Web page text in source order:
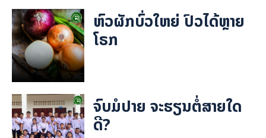
ຫົວຜັກບົ່ວໃຫຍ່ ປົວໄດ້ຫຼາຍ
ໂຣກ
ຈົບມໍປາຍ ຈະຮຽນຕໍ່ສາຍໃດ
ດີ?